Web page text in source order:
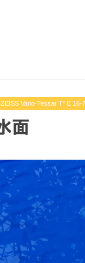
ZEISS Vario-Tessar T* E 16-
面